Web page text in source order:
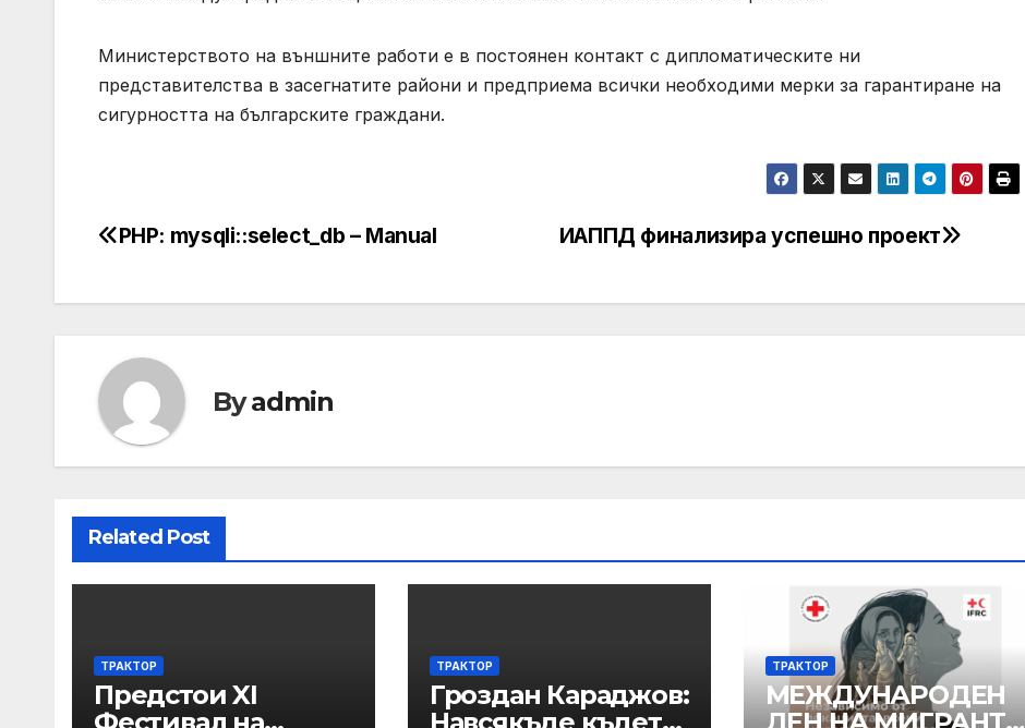
Министерството на външните работи е в постоянен контакт с дипломатическите ни
представителства в засегнатите райони и предприема всички необходими мерки за гарантиране на
сигурността на българските граждани.
Post
ИАППД финализира успешно проект
PHP: mysqli::select_db – Manual
Byadmin
Related Post
ТРАКТОР
Предстои XI
ТРАКТОР
Гроздан Караджов:
ТРАКТОР
МЕЖДУНАРОДЕН